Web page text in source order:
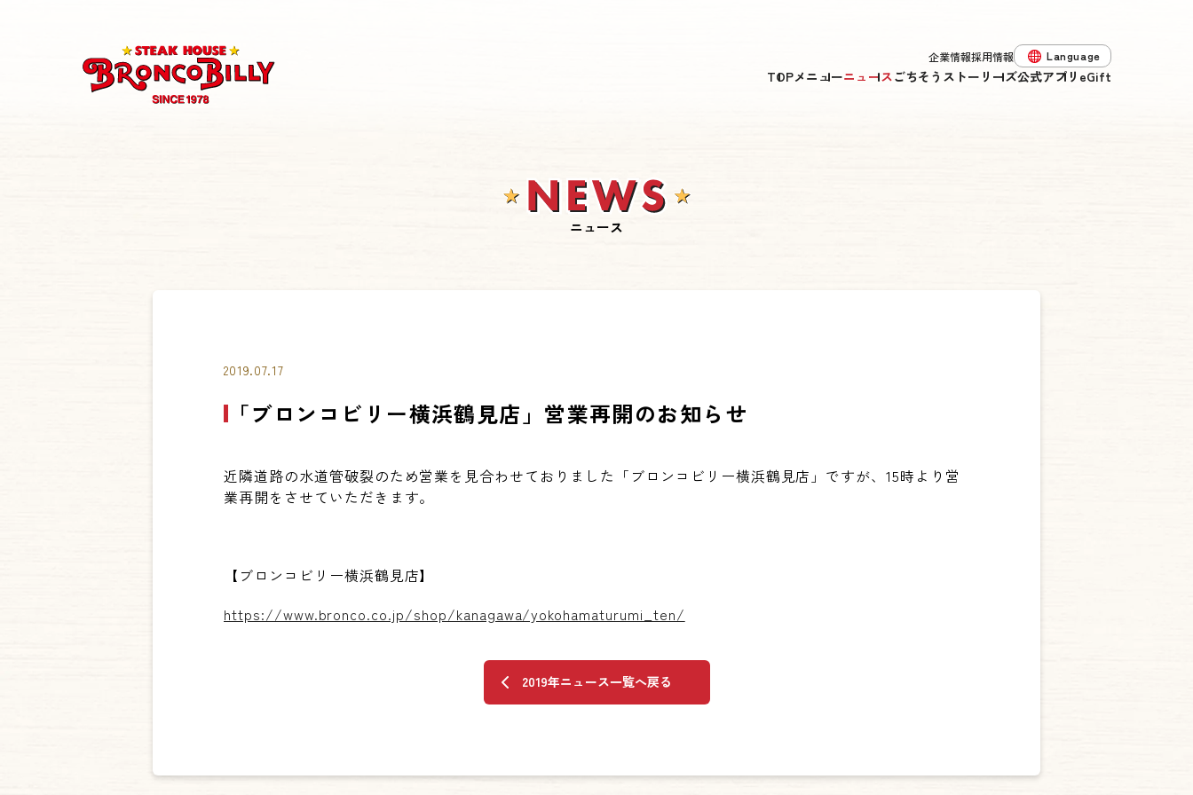
TOPメニューニュースごちそうストーリーズ公式アプリ eGift
企業情報採用情報 Language
한국어
ニュース
2019.07.17
「ブロンコビリー横浜鶴見店」営業再開のお知らせ
近隣道路の水道管破裂のため営業を見合わせておりました「ブロンコビリー横浜鶴見店」ですが、15時より営
業再開をさせていただきます。
【ブロンコビリー横浜鶴見店】
https://www.bronco.co.jp/shop/kanagawa/yokohamaturumi_ten/
2019年ニュース一覧へ戻る